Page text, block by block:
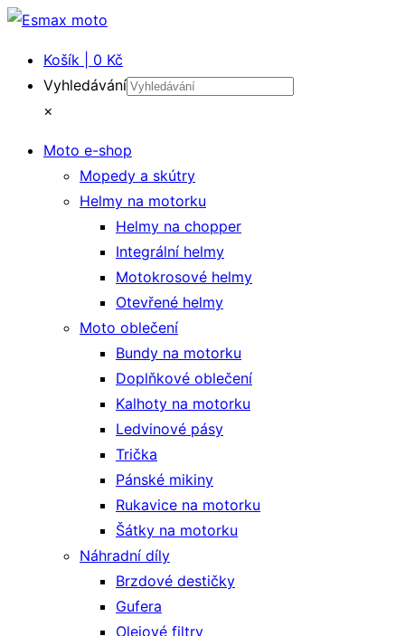
Košík | 0 Kč
Vyhledávání
×
Moto e-shop
Mopedy a skútry
Helmy na motorku
Helmy na chopper
Integrální helmy
Motokrosové helmy
Otevřené helmy
Moto oblečení
Bundy na motorku
Doplňkové oblečení
Kalhoty na motorku
Ledvinové pásy
Trička
Pánské mikiny
Rukavice na motorku
Šátky na motorku
Náhradní díly
Brzdové destičky
Gufera
Olejové filtry